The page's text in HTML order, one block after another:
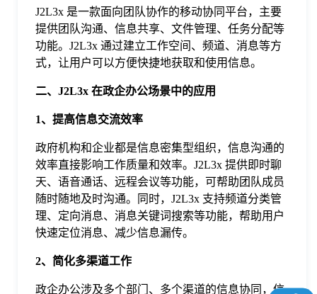
J2L3x 是一款面向团队协作的移动协同平台，主要
提供团队沟通、信息共享、文件管理、任务分配等
功能。J2L3x 通过建立工作空间、频道、消息等方
式，让用户可以方便快捷地获取和使用信息。
二、J2L3x 在政企办公场景中的应用
1、提高信息交流效率
政府机构和企业都是信息密集型组织，信息沟通的
效率直接影响工作质量和效率。J2L3x 提供即时聊
天、语音通话、远程会议等功能，可帮助团队成员
随时随地及时沟通。同时，J2L3x 支持频道分类管
理、定向消息、消息关键词搜索等功能，帮助用户
快速定位消息、减少信息漏传。
2、简化多渠道工作
政企办公涉及多个部门、多个渠道的信息协同，信